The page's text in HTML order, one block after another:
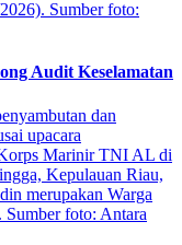
Audit Keselamatan